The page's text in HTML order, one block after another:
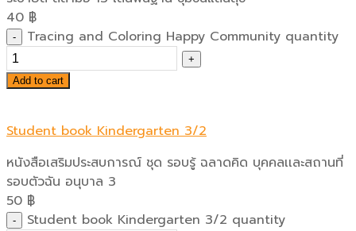
40 ฿
Tracing and Coloring Happy Community quantity
Add to cart
Student book Kindergarten 3/2
หนังสือเสริมประสบการณ์ ชุด รอบรู้ ฉลาดคิด บุคคลเเละสถานที่
รอบตัวฉัน อนุบาล 3
50 ฿
Student book Kindergarten 3/2 quantity